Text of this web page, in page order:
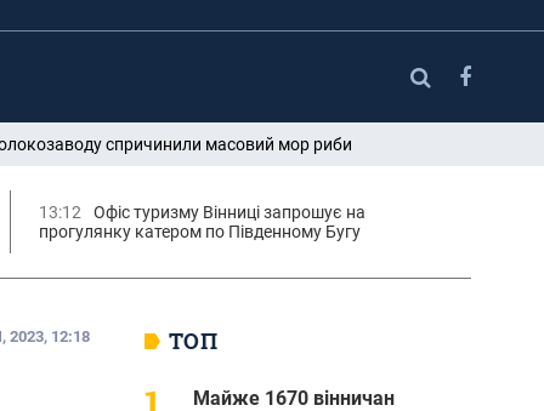
спричинили масовий мор риби
13:12
Офіс туризму Вінниці запрошує на
прогулянку катером по Південному Бугу
12:18 ТОП
Майже 1670 вінничан